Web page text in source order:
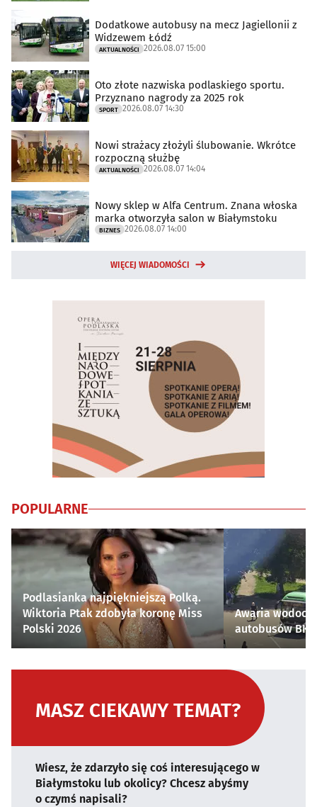
Dodatkowe autobusy na mecz Jagiellonii z
Widzewem Łódź
AKTUALNOŚCI 2026.08.07 15:00
Oto złote nazwiska podlaskiego sportu.
Przyznano nagrody za 2025 rok
SPORT 2026.08.07 14:30
Nowi strażacy złożyli ślubowanie. Wkrótce
rozpoczną służbę
AKTUALNOŚCI 2026.08.07 14:04
Nowy sklep w Alfa Centrum. Znana włoska
marka otworzyła salon w Białymstoku
BIZNES 2026.08.07 14:00
WIĘCEJ WIADOMOŚCI
POPULARNE
Podlasianka najpiękniejszą Polką.
Wiktoria Ptak zdobyła koronę Miss
Polski 2026
Awaria
autobusów
MASZ CIEKAWY TEMAT?
Wiesz, że zdarzyło się coś interesującego w
Białymstoku lub okolicy? Chcesz abyśmy
o czymś napisali?